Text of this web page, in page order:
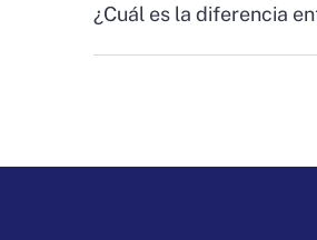
¿Cuál es la diferencia